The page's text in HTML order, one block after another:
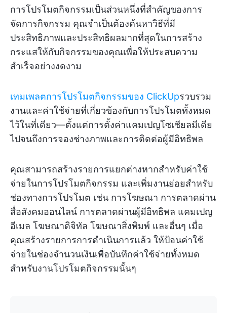
การโปรโมตกิจกรรมเป็นส่วนหนึ่งที่สำคัญของการ
จัดการกิจกรรม คุณจำเป็นต้องค้นหาวิธีที่มี
ประสิทธิภาพและประสิทธิผลมากที่สุดในการสร้าง
กระแสให้กับกิจกรรมของคุณเพื่อให้ประสบความ
สำเร็จอย่างงดงาม
เทมเพลตการโปรโมตกิจกรรมของ ClickUpรวบรวม
งานและค่าใช้จ่ายที่เกี่ยวข้องกับการโปรโมตทั้งหมด
ไว้ในที่เดียว—ตั้งแต่การตั้งค่าแคมเปญโซเชียลมีเดีย
ไปจนถึงการจองช่างภาพและการติดต่อผู้มีอิทธิพล
คุณสามารถสร้างรายการแยกต่างหากสำหรับค่าใช้
จ่ายในการโปรโมตกิจกรรม และเพิ่มงานย่อยสำหรับ
ช่องทางการโปรโมต เช่น การโฆษณา การตลาดผ่าน
สื่อสังคมออนไลน์ การตลาดผ่านผู้มีอิทธิพล แคมเปญ
อีเมล โฆษณาดิจิทัล โฆษณาสิ่งพิมพ์ และอื่นๆ เมื่อ
คุณสร้างรายการการดำเนินการแล้ว ให้ป้อนค่าใช้
จ่ายในช่องจำนวนเงินเพื่อบันทึกค่าใช้จ่ายทั้งหมด
สำหรับงานโปรโมตกิจกรรมนั้นๆ